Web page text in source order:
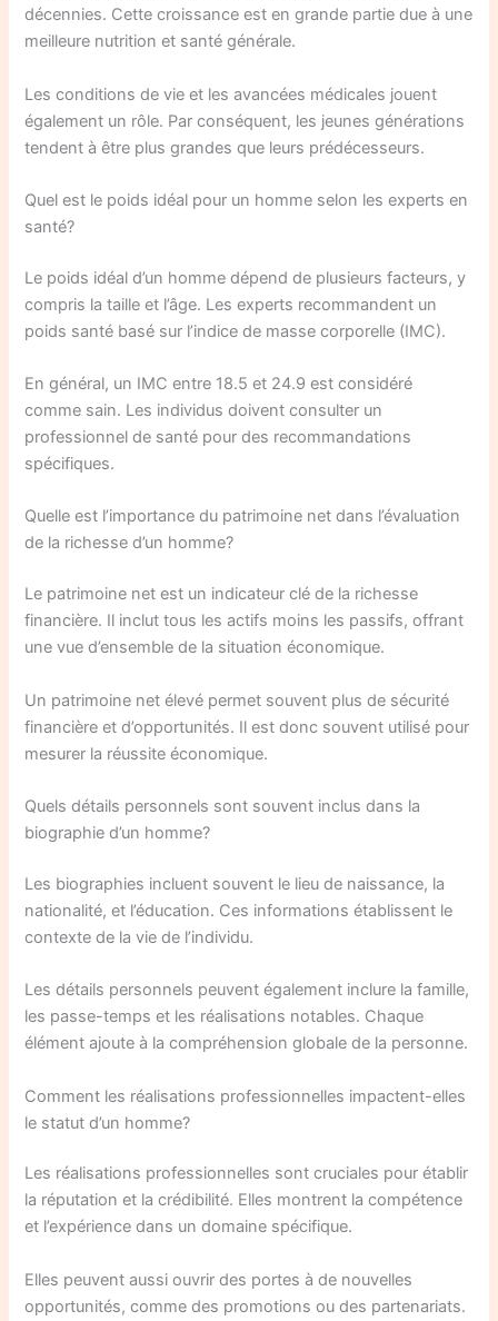
décennies. Cette croissance est en grande partie due à une
meilleure nutrition et santé générale.
Les conditions de vie et les avancées médicales jouent
également un rôle. Par conséquent, les jeunes générations
tendent à être plus grandes que leurs prédécesseurs.
Quel est le poids idéal pour un homme selon les experts en
santé?
Le poids idéal d’un homme dépend de plusieurs facteurs, y
compris la taille et l’âge. Les experts recommandent un
poids santé basé sur l’indice de masse corporelle (IMC).
En général, un IMC entre 18.5 et 24.9 est considéré
comme sain. Les individus doivent consulter un
professionnel de santé pour des recommandations
spécifiques.
Quelle est l’importance du patrimoine net dans l’évaluation
de la richesse d’un homme?
Le patrimoine net est un indicateur clé de la richesse
financière. Il inclut tous les actifs moins les passifs, offrant
une vue d’ensemble de la situation économique.
Un patrimoine net élevé permet souvent plus de sécurité
financière et d’opportunités. Il est donc souvent utilisé pour
mesurer la réussite économique.
Quels détails personnels sont souvent inclus dans la
biographie d’un homme?
Les biographies incluent souvent le lieu de naissance, la
nationalité, et l’éducation. Ces informations établissent le
contexte de la vie de l’individu.
Les détails personnels peuvent également inclure la famille,
les passe-temps et les réalisations notables. Chaque
élément ajoute à la compréhension globale de la personne.
Comment les réalisations professionnelles impactent-elles
le statut d’un homme?
Les réalisations professionnelles sont cruciales pour établir
la réputation et la crédibilité. Elles montrent la compétence
et l’expérience dans un domaine spécifique.
Elles peuvent aussi ouvrir des portes à de nouvelles
opportunités, comme des promotions ou des partenariats.